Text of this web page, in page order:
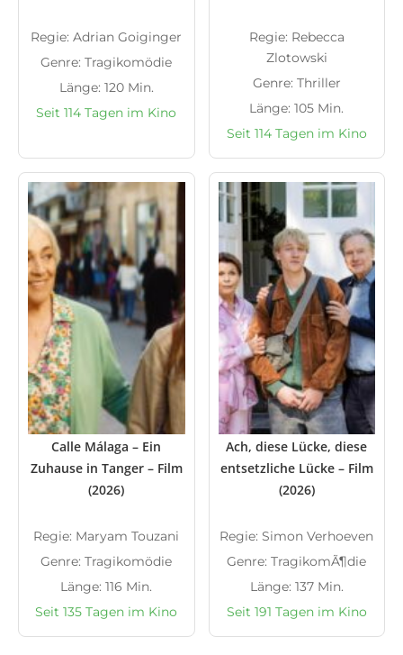
Regie: Adrian Goiginger
Genre: Tragikomödie
Länge: 120 Min.
Seit 114 Tagen im Kino
Regie: Rebecca
Zlotowski
Genre: Thriller
Länge: 105 Min.
Seit 114 Tagen im Kino
Calle Málaga – Ein
Zuhause in Tanger – Film
(2026)
Regie: Maryam Touzani
Genre: Tragikomödie
Länge: 116 Min.
Seit 135 Tagen im Kino
Ach, diese Lücke, diese
entsetzliche Lücke – Film
(2026)
Regie: Simon Verhoeven
Genre: TragikomÃ¶die
Länge: 137 Min.
Seit 191 Tagen im Kino